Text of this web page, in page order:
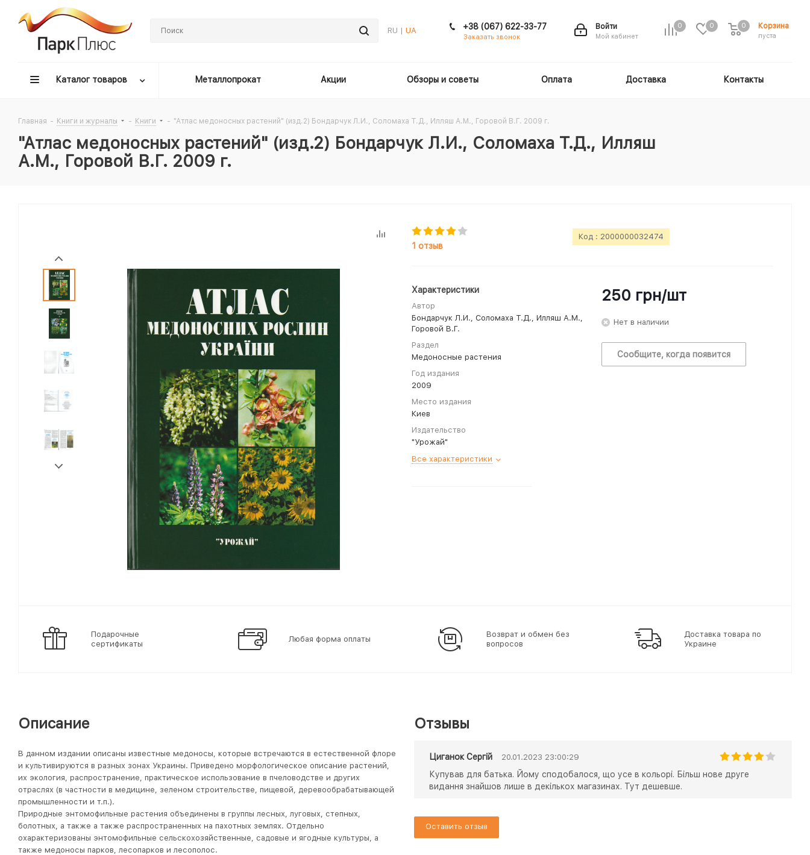
RU | UA
0 0 Корзина
пуста
0
Войти
Мой кабинет
+38 (067) 622-33-77
Заказать звонок
Каталог товаров Металлопрокат Акции Обзоры и советы Оплата Доставка Контакты
Главная - Книги и журналы - Книги - "Атлас медоносных растений" (изд.2) Бондарчук Л.И., Соломаха Т.Д., Илляш А.М., Горовой В.Г. 2009 г.
"Атлас медоносных растений" (изд.2) Бондарчук Л.И., Соломаха Т.Д., Илляш
А.М., Горовой В.Г. 2009 г.
1 отзыв
Код : 2000000032474
Характеристики
Автор
Бондарчук Л.И., Соломаха Т.Д., Илляш А.М.,
Горовой В.Г.
Раздел
Медоносные растения
Год издания
2009
Место издания
Киев
Издательство
"Урожай"
Все характеристики
250 грн/шт
Нет в наличии
Сообщите, когда появится
Подарочные
сертификаты
Любая форма оплаты
Возврат и обмен без
вопросов
Доставка товара по
Украине
Описание
В данном издании описаны известные медоносы, которые встречаются в естественной флоре
и культивируются в разных зонах Украины. Приведено морфологическое описание растений,
их экология, распространение, практическое использование в пчеловодстве и других
отраслях (в частности в медицине, зеленом строительстве, пищевой, деревообрабатывающей
промышленности и т.п.).
Природные энтомофильные растения объединены в группы лесных, луговых, степных,
болотных, а также а также распространенных на пахотных землях. Отдельно
охарактеризованы энтомофильные сельскохозяйственные, садовые и ягодные культуры, а
также медоносы парков, лесопарков и лесополос.
Отзывы
Циганок Сергій 20.01.2023 23:00:29
Купував для батька. Йому сподобалося, що усе в кольорі. Більш нове друге
видання знайшов лише в декількох магазинах. Тут дешевше.
Оставить отзыв